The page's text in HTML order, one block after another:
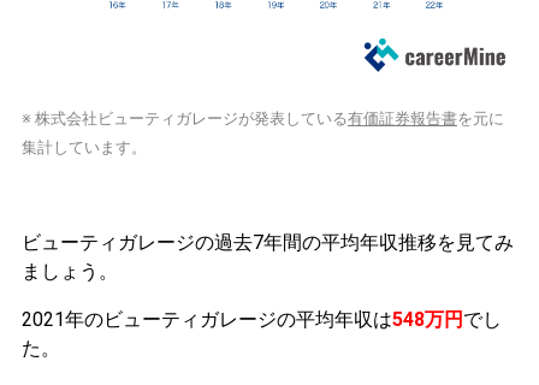
※ 株式会社ビューティガレージが発表している有価証券報告書を元に
集計しています。
ビューティガレージの過去7年間の平均年収推移を見てみ
ましょう。
2021年のビューティガレージの平均年収は548万円 でし
た。